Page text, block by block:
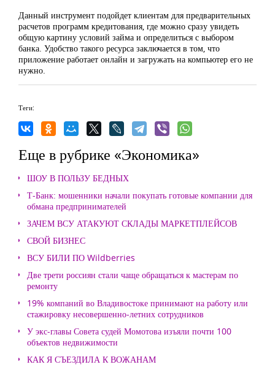
Данный инструмент подойдет клиентам для предварительных
расчетов программ кредитования, где можно сразу увидеть
общую картину условий займа и определиться с выбором
банка. Удобство такого ресурса заключается в том, что
приложение работает онлайн и загружать на компьютер его не
нужно.
Теги:
Еще в рубрике «Экономика»
ШОУ В ПОЛЬЗУ БЕДНЫХ
Т-Банк: мошенники начали покупать готовые компании для
обмана предпринимателей
ЗАЧЕМ ВСУ АТАКУЮТ СКЛАДЫ МАРКЕТПЛЕЙСОВ
СВОЙ БИЗНЕС
ВСУ БИЛИ ПО Wildberries
Две трети россиян стали чаще обращаться к мастерам по
ремонту
19% компаний во Владивостоке принимают на работу или
стажировку несовершенно-летних сотрудников
У экс-главы Совета судей Момотова изъяли почти 100
объектов недвижимости
КАК Я СЪЕЗДИЛА К ВОЖАНАМ